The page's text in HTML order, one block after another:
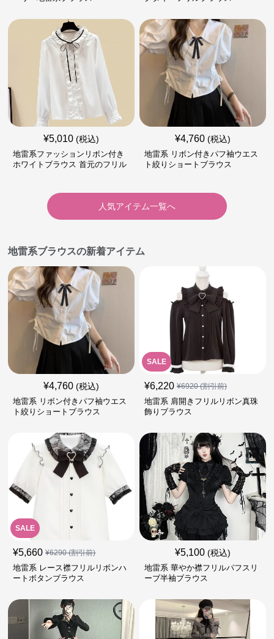
¥5,010 (税込)
地雷系ファッションリボン付き
ホワイトブラウス 首元のフリル
¥4,760 (税込)
地雷系 リボン付きパフ袖ウエス
ト絞りショートブラウス
人気アイテム一覧へ
地雷系ブラウスの新着アイテム
¥4,760 (税込)
地雷系 リボン付きパフ袖ウエス
ト絞りショートブラウス
SALE
¥6,220 ¥6920(割引前)
地雷系 肩開きフリルリボン真珠
飾りブラウス
SALE
¥5,660 ¥6290(割引前)
地雷系 レース襟フリルリボンハ
ートボタンブラウス
¥5,100 (税込)
地雷系 華やか襟フリルパフスリ
ーブ半袖ブラウス